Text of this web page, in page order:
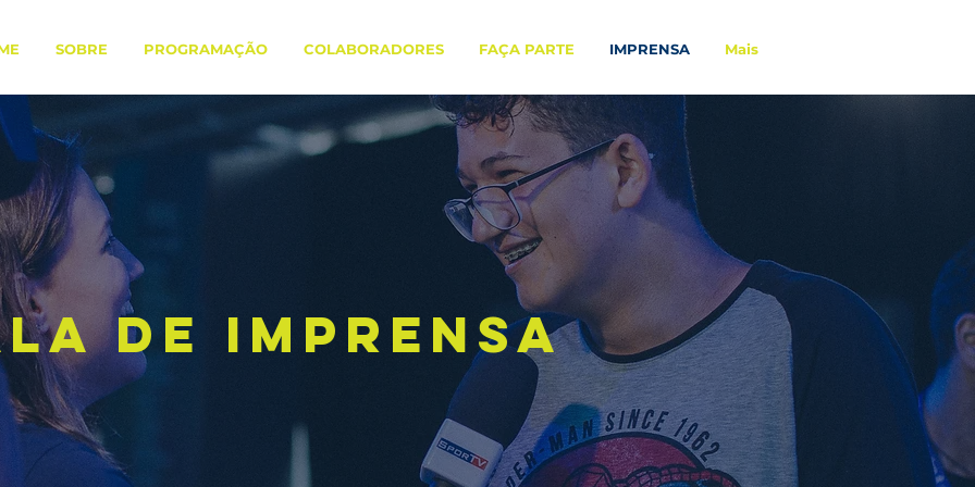
SOBRE PROGRAMAÇÃO COLABORADORES FAÇA PARTE IMPRENSA Mais
de imprensa